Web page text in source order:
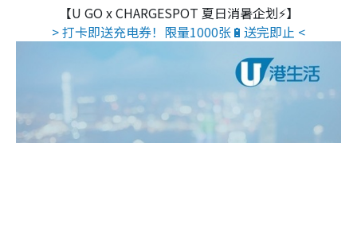
【U GO x CHARGESPOT 夏日消暑企划⚡】
> 打卡即送充电券！限量1000张🔋送完即止 <